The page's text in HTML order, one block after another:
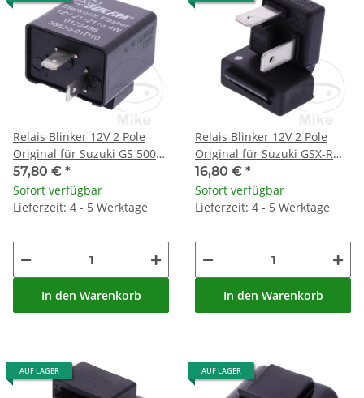
Relais Blinker 12V 2 Pole
Original für Suzuki GS 500
03-08 # UH 125 Burgman
04-06
57,80 € *
Sofort verfügbar
Lieferzeit: 4 - 5 Werktage
In den Warenkorb
Relais Blinker 12V 2 Pole
Original für Suzuki GSX-R
125 17-20 # GSX-S 125 17-19
16,80 € *
Sofort verfügbar
Lieferzeit: 4 - 5 Werktage
In den Warenkorb
AUF LAGER AUF LAGER